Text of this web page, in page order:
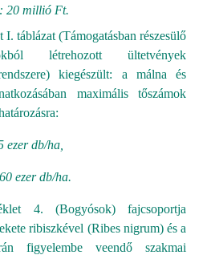
20 millió Ft.
I. táblázat (Támogatásban részesülő
létrehozott ültetvények
kiegészült: a málna és
maximális tőszámok
ezer db/ha,
ezer db/ha.
4. (Bogyósok) fajcsoportja
ribiszkével (Ribes nigrum) és a
figyelembe veendő szakmai